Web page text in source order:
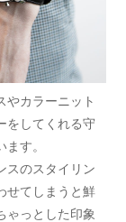
やカラーニット
をしてくれる守
す。
スのスタイリン
せてしまうと鮮
ゃっとした印象